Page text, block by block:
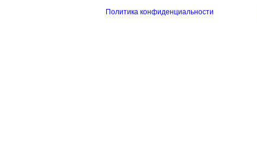
Политика конфиденциальности